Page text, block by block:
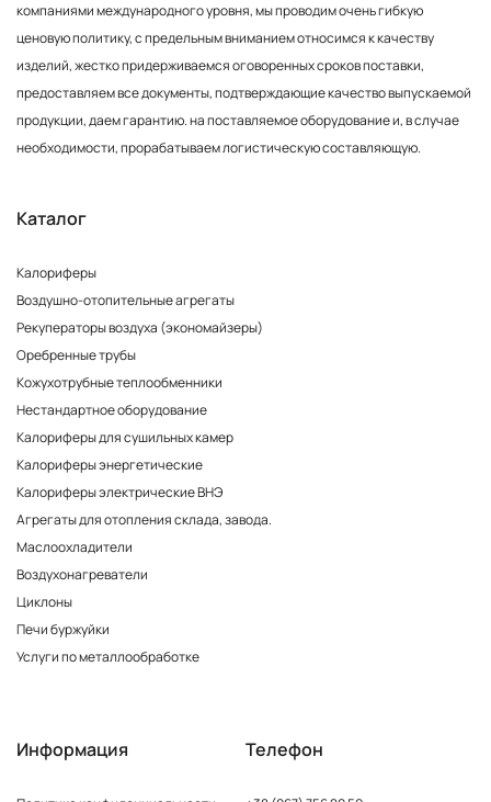
компаниями международного уровня, мы проводим очень гибкую
ценовую политику, с предельным вниманием относимся к качеству
изделий, жестко придерживаемся оговоренных сроков поставки,
предоставляем все документы, подтверждающие качество выпускаемой
продукции, даем гарантию. на поставляемое оборудование и, в случае
необходимости, прорабатываем логистическую составляющую.
Каталог
Калориферы
Воздушно-отопительные агрегаты
Рекуператоры воздуха (экономайзеры)
Оребренные трубы
Кожухотрубные теплообменники
Нестандартное оборудование
Калориферы для сушильных камер
Калориферы энергетические
Калориферы электрические ВНЭ
Агрегаты для отопления склада, завода.
Маслоохладители
Воздухонагреватели
Циклоны
Печи буржуйки
Услуги по металлообработке
Информация Телефон